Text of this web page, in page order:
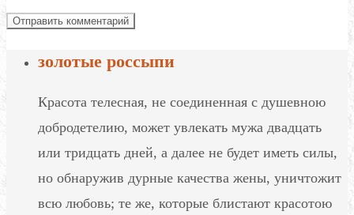
золотые россыпи
Красота телесная, не соединенная с душевною
добродетелию, может увлекать мужа двадцать
или тридцать дней, а далее не будет иметь силы,
но обнаружив дурные качества жены, уничтожит
всю любовь; те же, которые блистают красотою